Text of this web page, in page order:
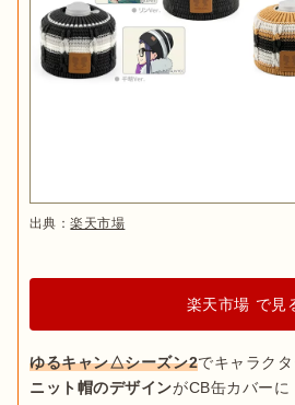
出典：楽天市場
楽天市場 で見
ゆるキャン△シーズン2でキャラク
ニット帽のデザインがCB缶カバーに